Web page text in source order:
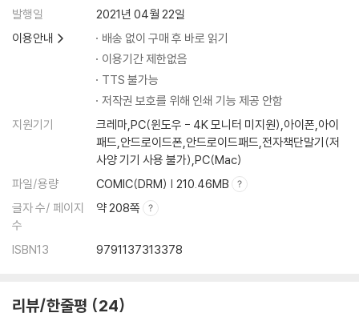
발행일
2021년 04월 22일
이용안내
배송 없이 구매 후 바로 읽기
이용기간 제한없음
TTS 불가능
저작권 보호를 위해 인쇄 기능 제공 안함
지원기기
크레마,PC(윈도우 - 4K 모니터 미지원),아이폰,아이
패드,안드로이드폰,안드로이드패드,전자책단말기(저
사양 기기 사용 불가),PC(Mac)
파일/용량
COMIC(DRM) | 210.46MB
글자 수/ 페이지
수
약 208쪽
ISBN13 9791137313378
리뷰/한줄평 24